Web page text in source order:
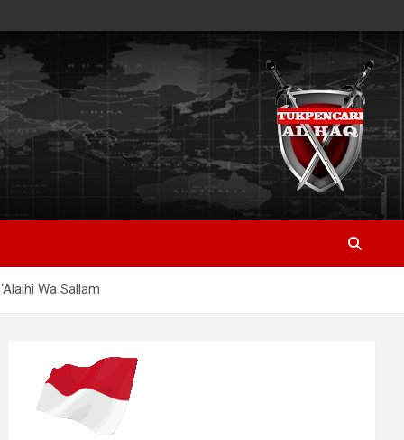
Wa Sallam